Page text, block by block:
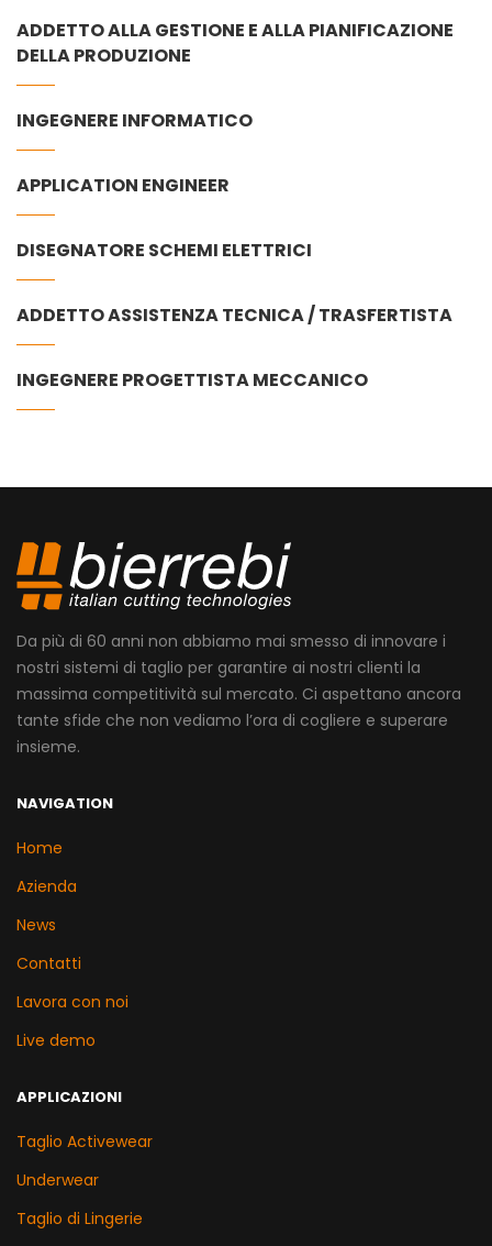
ADDETTO ALLA GESTIONE E ALLA PIANIFICAZIONE
DELLA PRODUZIONE
INGEGNERE INFORMATICO
APPLICATION ENGINEER
DISEGNATORE SCHEMI ELETTRICI
ADDETTO ASSISTENZA TECNICA / TRASFERTISTA
INGEGNERE PROGETTISTA MECCANICO
Da più di 60 anni non abbiamo mai smesso di innovare i
nostri sistemi di taglio per garantire ai nostri clienti la
massima competitività sul mercato. Ci aspettano ancora
tante sfide che non vediamo l’ora di cogliere e superare
insieme.
NAVIGATION
Home
Azienda
News
Contatti
Lavora con noi
Live demo
APPLICAZIONI
Taglio Activewear
Underwear
Taglio di Lingerie